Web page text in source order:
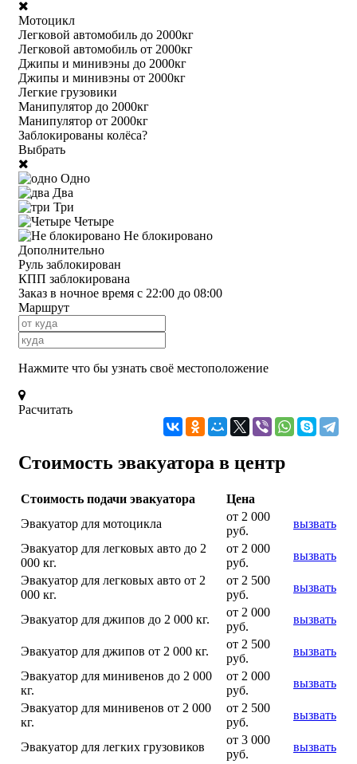
Мотоцикл
Легковой автомобиль до 2000кг
Легковой автомобиль от 2000кг
Джипы и минивэны до 2000кг
Джипы и минивэны от 2000кг
Легкие грузовики
Манипулятор до 2000кг
Манипулятор от 2000кг
Заблокированы колёса?
Выбрать
Одно
Два
Три
Четыре
Не блокировано
Дополнительно
Руль заблокирован
КПП заблокирована
Заказ в ночное время с 22:00 до 08:00
Маршрут
Нажмите что бы узнать своё местоположение
Расчитать
Стоимость эвакуатора в центр
Стоимость подачи эвакуатора
Цена
Эвакуатор для мотоцикла
от 2 000
руб.
вызвать
Эвакуатор для легковых авто до 2
000 кг.
от 2 000
руб.
вызвать
Эвакуатор для легковых авто от 2
000 кг.
от 2 500
руб.
вызвать
Эвакуатор для джипов до 2 000 кг.
от 2 000
руб.
вызвать
Эвакуатор для джипов от 2 000 кг.
от 2 500
руб.
вызвать
Эвакуатор для минивенов до 2 000
кг.
от 2 000
руб.
вызвать
Эвакуатор для минивенов от 2 000
кг.
от 2 500
руб.
вызвать
Эвакуатор для легких грузовиков
от 3 000
руб.
вызвать